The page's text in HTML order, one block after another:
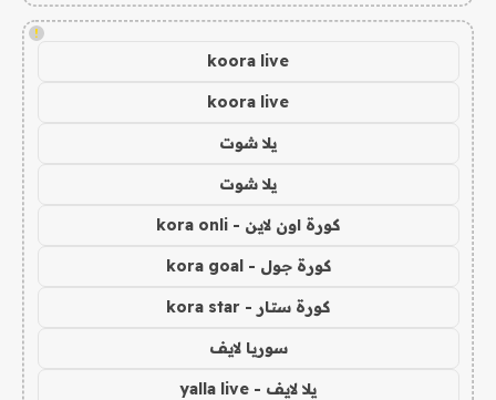
!
koora live
koora live
يلا شوت
يلا شوت
كورة اون لاين - kora onli
كورة جول - kora goal
كورة ستار - kora star
سوريا لايف
يلا لايف - yalla live